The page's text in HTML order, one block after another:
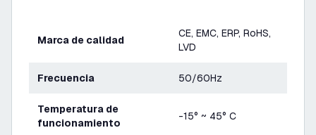
Marca de calidad
CE, EMC, ERP, RoHS,
LVD
Frecuencia 50/60Hz
Temperatura de
funcionamiento
-15° ~ 45° C